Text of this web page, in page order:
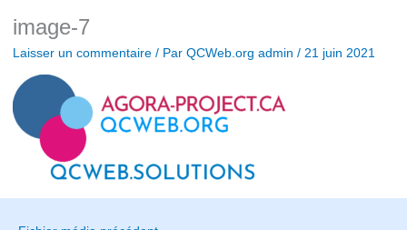
image-7
Laisser un commentaire / Par QCWeb.org admin / 21 juin 2021